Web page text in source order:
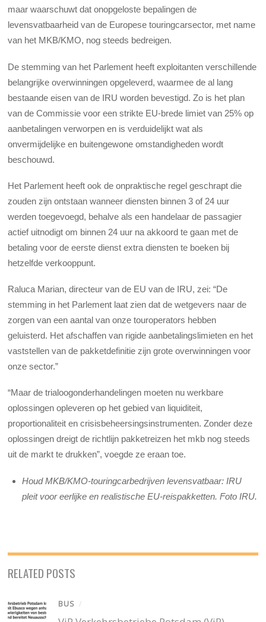
maar waarschuwt dat onopgeloste bepalingen de
levensvatbaarheid van de Europese touringcarsector, met name
van het MKB/KMO, nog steeds bedreigen.
De stemming van het Parlement heeft exploitanten verschillende
belangrijke overwinningen opgeleverd, waarmee de al lang
bestaande eisen van de IRU worden bevestigd. Zo is het plan
van de Commissie voor een strikte EU-brede limiet van 25% op
aanbetalingen verworpen en is verduidelijkt wat als
onvermijdelijke en buitengewone omstandigheden wordt
beschouwd.
Het Parlement heeft ook de onpraktische regel geschrapt die
zouden zijn ontstaan wanneer diensten binnen 3 of 24 uur
werden toegevoegd, behalve als een handelaar de passagier
actief uitnodigt om binnen 24 uur na akkoord te gaan met de
betaling voor de eerste dienst extra diensten te boeken bij
hetzelfde verkooppunt.
Raluca Marian, directeur van de EU van de IRU, zei: “De
stemming in het Parlement laat zien dat de wetgevers naar de
zorgen van een aantal van onze touroperators hebben
geluisterd. Het afschaffen van rigide aanbetalingslimieten en het
vaststellen van de pakketdefinitie zijn grote overwinningen voor
onze sector.”
“Maar de trialoogonderhandelingen moeten nu werkbare
oplossingen opleveren op het gebied van liquiditeit,
proportionaliteit en crisisbeheersingsinstrumenten. Zonder deze
oplossingen dreigt de richtlijn pakketreizen het mkb nog steeds
uit de markt te drukken”, voegde ze eraan toe.
Houd MKB/KMO-touringcarbedrijven levensvatbaar: IRU
pleit voor eerlijke en realistische EU-reispakketten. Foto IRU.
RELATED POSTS
BUS /